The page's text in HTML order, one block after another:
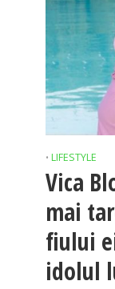
• LIFESTYLE
Vica
mai
fiului
idolul